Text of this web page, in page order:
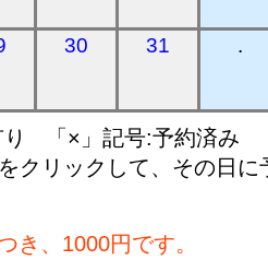
30 31 .
り 「×」記号:予約済み
クリックして、その日に
き、1000円です。